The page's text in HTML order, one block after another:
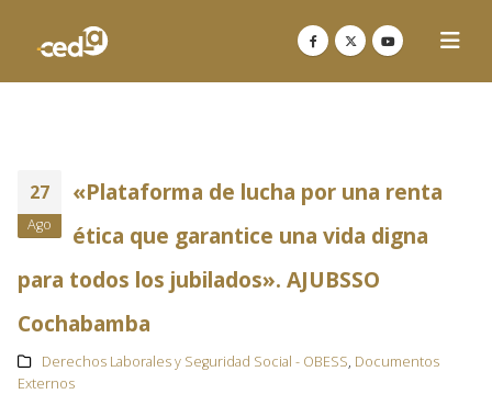
27
Ago
«Plataforma de lucha por una renta
ética que garantice una vida digna
para todos los jubilados». AJUBSSO
Cochabamba
Derechos Laborales y Seguridad Social - OBESS, Documentos
Externos